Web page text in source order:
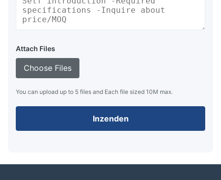
Attach Files
Choose Files
You can upload up to 5 files and Each file sized 10M max.
Inzenden